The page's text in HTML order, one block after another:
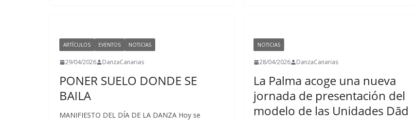
ARTÍCULOS EVENTOS NOTICIAS
29/04/2026 DanzaCanarias
PONER SUELO DONDE SE
BAILA
MANIFIESTO DEL DÍA DE LA DANZA Hoy se
NOTICIAS
28/04/2026 DanzaCanarias
La Palma acoge una nueva
jornada de presentación del
modelo de las Unidades Dād